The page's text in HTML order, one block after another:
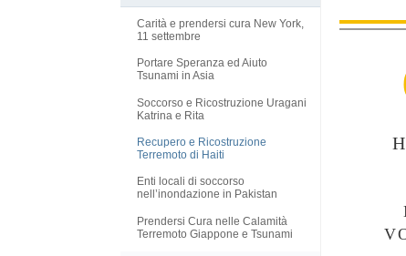
Carità e prendersi cura New York,
11 settembre
Portare Speranza ed Aiuto
Tsunami in Asia
Soccorso e Ricostruzione Uragani
Katrina e Rita
Recupero e Ricostruzione
Terremoto di Haiti
Enti locali di soccorso
nell’inondazione in Pakistan
Prendersi Cura nelle Calamità
Terremoto Giappone e Tsunami